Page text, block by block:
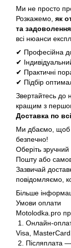
Ми не просто
Розкажемо, як
та
всі нюанси
✔ Професійна
✔
✔ Практичні
✔ Підбір
Звертайтесь до
кращим з
Доставка по
Ми дбаємо, щоб
безпечно!
Оберіть
Пошту або
Зазвичай
повідомляємо,
Більше
Умови оплати
Motolodka.pro
1. Онлайн-
Visa, MasterCard.
2. Післяплата